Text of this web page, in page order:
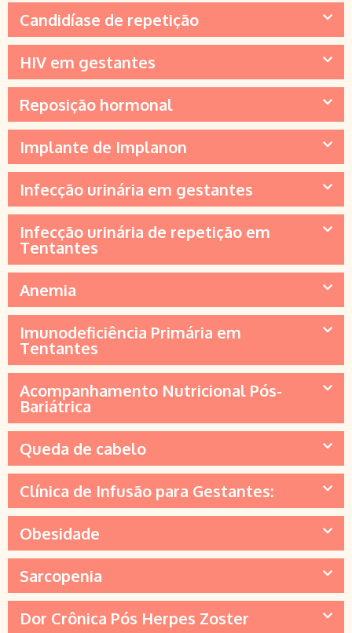
Candidíase de repetição
HIV em gestantes
Reposição hormonal
Implante de Implanon
Infecção urinária em gestantes
Infecção urinária de repetição em
Tentantes
Anemia
Imunodeficiência Primária em
Tentantes
Acompanhamento Nutricional Pós-
Bariátrica
Queda de cabelo
Clínica de Infusão para Gestantes:
Obesidade
Sarcopenia
Dor Crônica Pós Herpes Zoster